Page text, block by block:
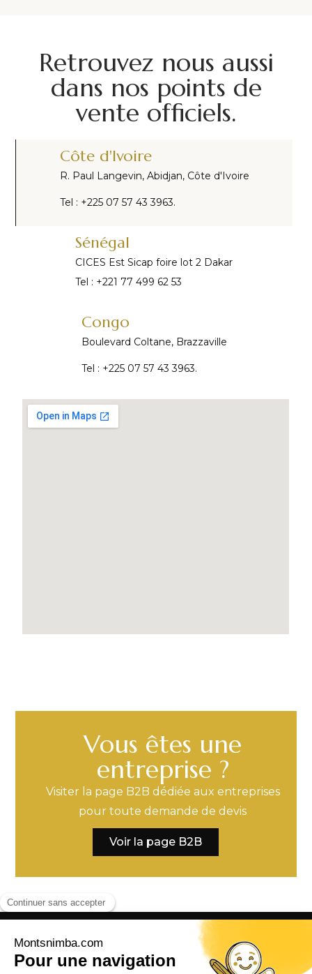
Retrouvez nous aussi
dans nos points de
vente officiels.
Côte d'Ivoire
R. Paul Langevin, Abidjan, Côte d'Ivoire
Tel : +225 07 57 43 3963.
Sénégal
CICES Est Sicap foire lot 2 Dakar
Tel : +221 77 499 62 53
Congo
Boulevard Coltane, Brazzaville
Tel : +225 07 57 43 3963.
Vous êtes une
entreprise ?
Visiter la page B2B dédiée aux entreprises
pour toute demande de devis
Voir la page B2B